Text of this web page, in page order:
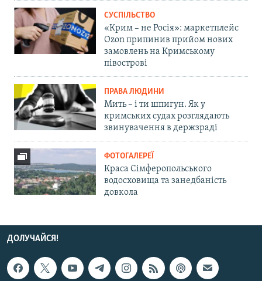
СУСПІЛЬСТВО
«Крим – не Росія»: маркетплейс
Ozon припинив прийом нових
замовлень на Кримському
півострові
ПРАВА ЛЮДИНИ
Мить – і ти шпигун. Як у
кримських судах розглядають
звинувачення в держзраді
ФОТОГАЛЕРЕЇ
Краса Сімферопольського
водосховища та занедбаність
довкола
ДОЛУЧАЙСЯ!